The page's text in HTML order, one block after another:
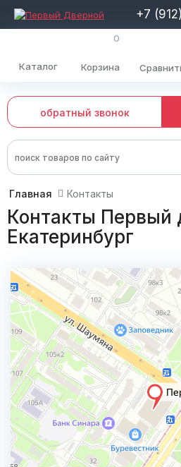
+7
Каталог
0
Корзина
обратный звонок
Главная Контакты
Контакты Первый
Екатеринбург